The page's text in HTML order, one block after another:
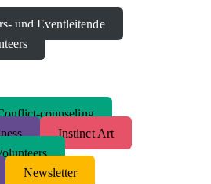
und Eventleitende
counseling
Instinct Art
Newsletter